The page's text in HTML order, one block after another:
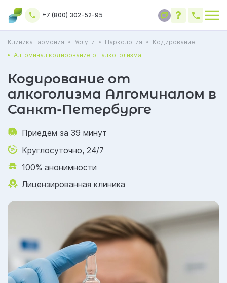
+7 (800) 302-52-95
Клиника Гармония Услуги Наркология
Кодирование
Алгоминал кодирование от алкоголизма
Кодирование от
алкоголизма Алгоминалом в
Санкт-Петербурге
Приедем за 39 минут
Круглосуточно, 24/7
100% анонимности
Лицензированная клиника